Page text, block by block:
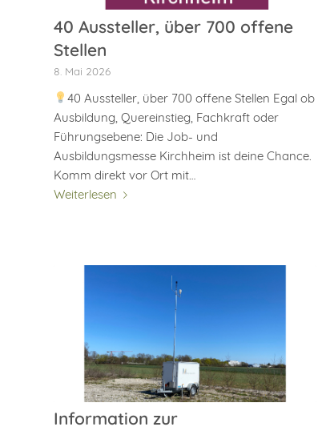
40 Aussteller, über 700 offene
Stellen
8. Mai 2026
40 Aussteller, über 700 offene Stellen Egal ob
Ausbildung, Quereinstieg, Fachkraft oder
Führungsebene: Die Job- und
Ausbildungsmesse Kirchheim ist deine Chance.
Komm direkt vor Ort mit…
Weiterlesen
Information zur